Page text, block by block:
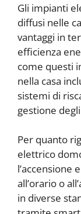
Gli impianti
diffusi nelle
vantaggi in
efficienza
come questi
nella casa
sistemi di
gestione
Per quanto
elettrico
l’accensione
all’orario o
in diverse